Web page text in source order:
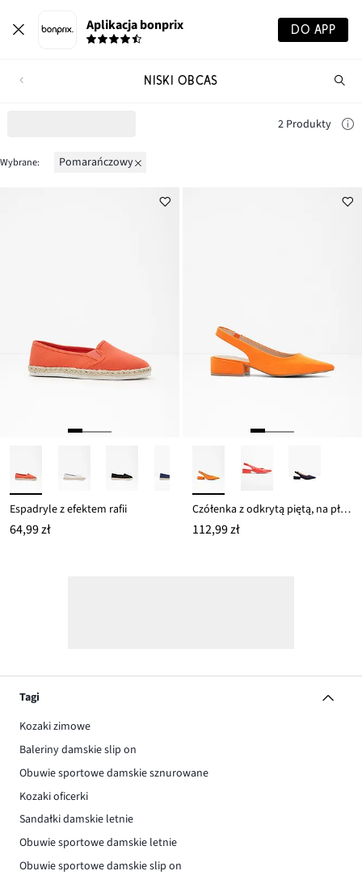
Aplikacja bonprix DO APP
NISKI OBCAS
2 Produkty
Wybrane: pomarańczowy
Espadryle z efektem rafii
64,99 zł
Czółenka z odkrytą piętą, na płaskim obcasie
112,99 zł
Tagi
Kozaki zimowe
Baleriny damskie slip on
Obuwie sportowe damskie sznurowane
Kozaki oficerki
Sandałki damskie letnie
Obuwie sportowe damskie letnie
Obuwie sportowe damskie slip on